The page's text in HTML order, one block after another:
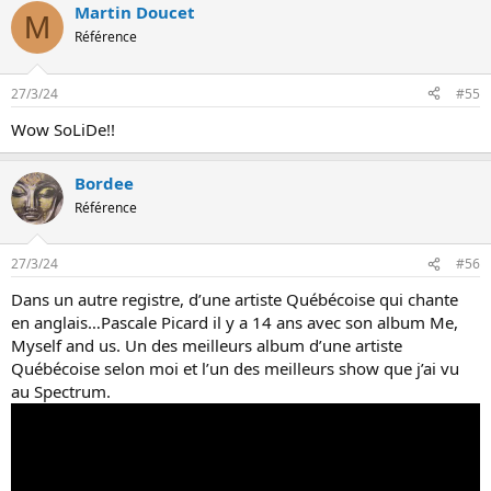
r
a
i
n
s
M Martin Doucet
Référence
27/3/24 #55
Wow SoLiDe!!
Bordee
Référence
27/3/24 #56
Dans un autre registre, d’une artiste Québécoise qui chante
en anglais…Pascale Picard il y a 14 ans avec son album Me,
Myself and us. Un des meilleurs album d’une artiste
Québécoise selon moi et l’un des meilleurs show que j’ai vu
au Spectrum.